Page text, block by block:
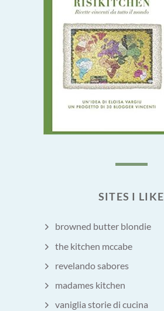
SITES I LIKE
browned butter blondie
the kitchen mccabe
revelando sabores
madames kitchen
vaniglia storie di cucina